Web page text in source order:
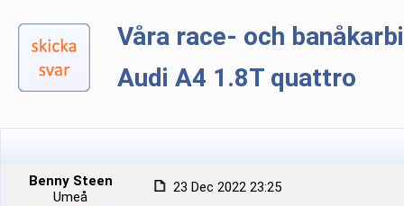
Våra race- och
Audi A4 1.8T quattro
Benny Steen
Umeå
23 Dec 2022 23:25